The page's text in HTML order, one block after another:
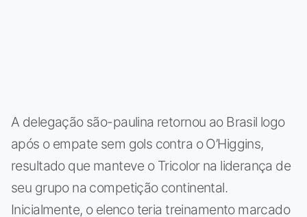
A delegação são-paulina retornou ao Brasil logo
após o empate sem gols contra o O’Higgins,
resultado que manteve o Tricolor na liderança de
seu grupo na competição continental.
Inicialmente, o elenco teria treinamento marcado